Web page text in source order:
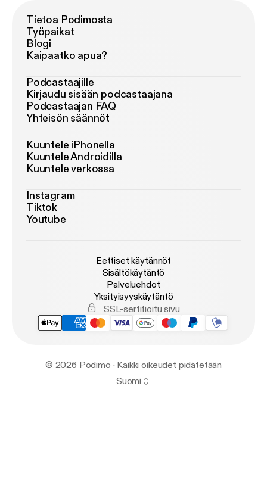
Tietoa Podimosta
Työpaikat
Blogi
Kaipaatko apua?
Podcastaajille
Kirjaudu sisään podcastaajana
Podcastaajan FAQ
Yhteisön säännöt
Kuuntele iPhonella
Kuuntele Androidilla
Kuuntele verkossa
Instagram
Tiktok
Youtube
Eettiset käytännöt
Sisältökäytäntö
Palveluehdot
Yksityisyyskäytäntö
SSL-sertifioitu sivu
© 2026 Podimo · Kaikki oikeudet pidätetään
Suomi